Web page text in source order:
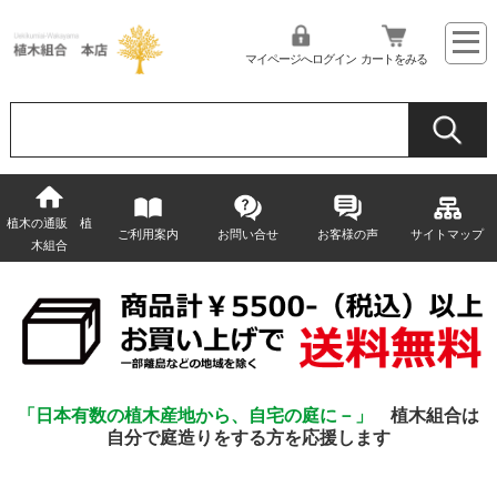
マイページへログイン カートをみる
植木の通販 植
木組合
ご利用案内 お問い合せ お客様の声 サイトマップ
「日本有数の植木産地から、自宅の庭に－」 植木組合は
自分で庭造りをする方を応援します